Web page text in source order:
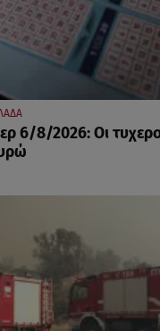
6/8/2026: Οι